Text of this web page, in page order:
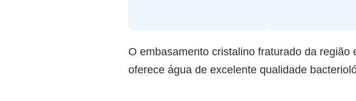
O embasamento cristalino fraturado da
oferece água de excelente qualidade